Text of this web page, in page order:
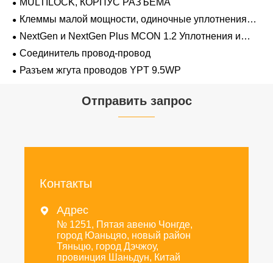
Клеммы малой мощности, одиночные уплотнения
проводов 1,2 мм-2,8 мм
NextGen и NextGen Plus MCON 1.2 Уплотнения и
заглушки для полостей с одинарной проволокой с
замком-копьем
Соединитель провод-провод
Разъем жгута проводов YPT 9.5WP
Отправить запрос
Контакты
 Адрес
№ 1251, Пятая авеню Чонгде,
город Юаньцяо, новый район
Тяньцю, город Дэчжоу,
провинция Шаньдун, Китай